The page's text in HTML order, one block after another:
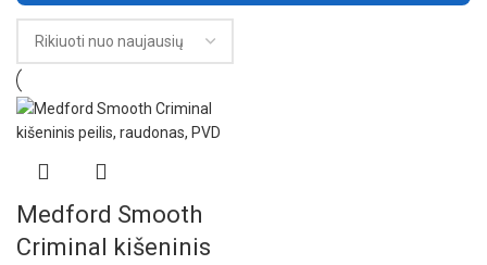
Medford Smooth
Criminal kišeninis